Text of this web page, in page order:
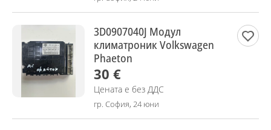
3D0907040J Модул
климатроник Volkswagen
Phaeton
30 €
Цената е без ДДС
гр. София, 24 юни